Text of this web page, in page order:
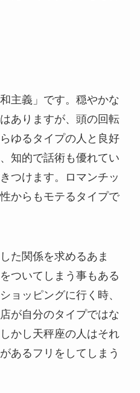
主義」です。穏やかな
ありますが、頭の回転
ゆるタイプの人と良好
知的で話術も優れてい
つけます。ロマンチッ
からもモテるタイプで
た関係を求めるあま
ついてしまう事もある
ョッピングに行く時、
が自分のタイプではな
かし天秤座の人はそれ
あるフリをしてしまう